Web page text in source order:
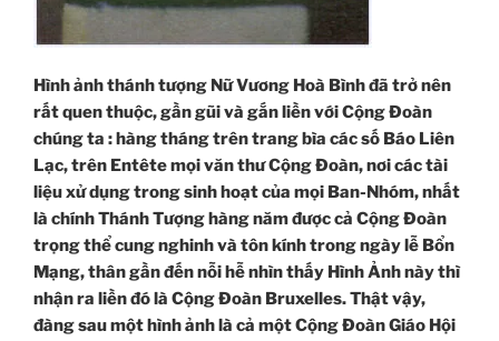
Hình ảnh thánh tượng Nữ Vương Hoà Bình đã trở nên
rất quen thuộc, gần gũi và gắn liền với Cộng Đoàn
chúng ta : hàng tháng trên trang bìa các số Báo Liên
Lạc, trên Entête mọi văn thư Cộng Đoàn, nơi các tài
liệu xử dụng trong sinh hoạt của mọi Ban-Nhóm, nhất
là chính Thánh Tượng hàng năm được cả Cộng Đoàn
trọng thể cung nghinh và tôn kính trong ngày lễ Bổn
Mạng, thân gần đến nỗi hễ nhìn thấy Hình Ảnh này thì
nhận ra liền đó là Cộng Đoàn Bruxelles. Thật vậy,
đàng sau một hình ảnh là cả một Cộng Đoàn Giáo Hội